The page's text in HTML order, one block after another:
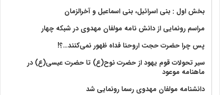
بخش اول : بنی اسرائیل، بنی اسماعیل و آخرالزمان
مراسم رونمایی از دانش نامه مولفان مهدوی در شبکه چهار
پس چرا حضرت حجت اروحنا فداه ظهور نمی‌کنند…؟!
سیر تحولات قوم یهود از حضرت نوح(ع) تا حضرت عیسی(ع) در
ماهنامه موعود
دانشنامه مولفان مهدوی رسما رونمایی شد